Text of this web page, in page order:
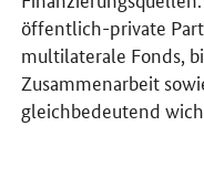
öffentlich-private
multilaterale Fonds,
Zusammenarbeit
gleichbedeutend